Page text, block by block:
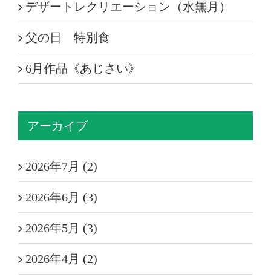
デザートレクリエーション（水無月）
父の日 特別食
6月作品《あじさい》
アーカイブ
2026年7月 (2)
2026年6月 (3)
2026年5月 (3)
2026年4月 (2)